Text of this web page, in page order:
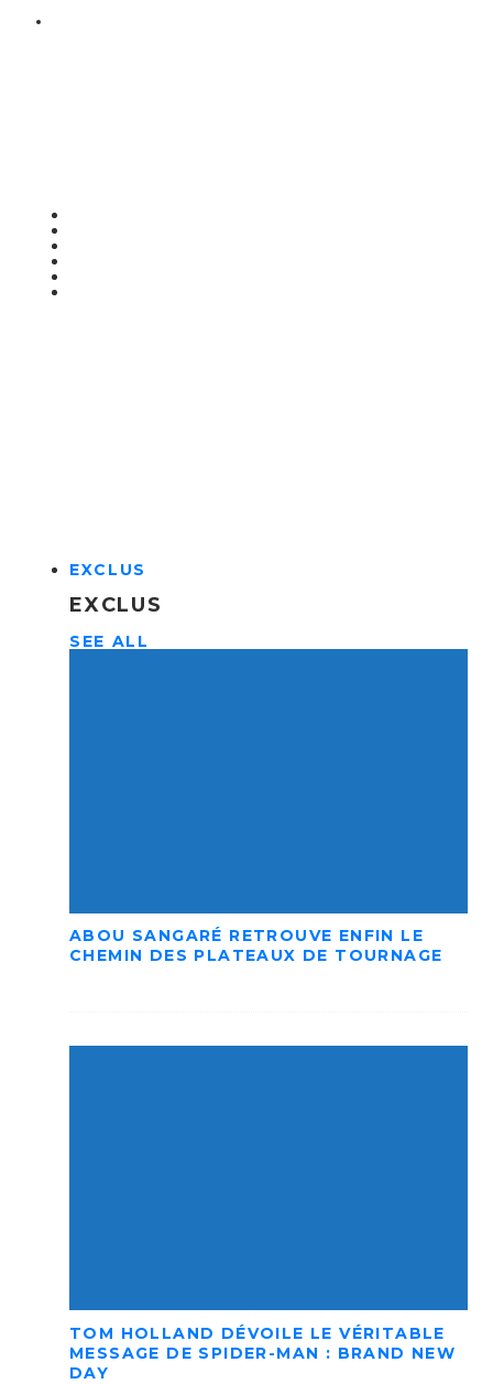
EXCLUS
EXCLUS
SEE ALL
ABOU SANGARÉ RETROUVE ENFIN LE
CHEMIN DES PLATEAUX DE TOURNAGE
TOM HOLLAND DÉVOILE LE VÉRITABLE
MESSAGE DE SPIDER-MAN : BRAND NEW
DAY